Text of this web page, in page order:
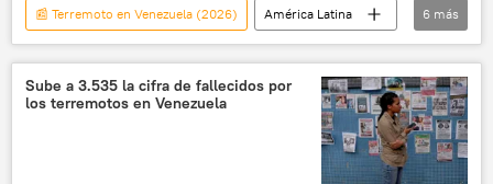
📰 Terremoto en Venezuela (2026)
América Latina
Venezuela
México
Cruz Roja
Gobierno de Venezuela
sociedad
💬 Entrevistas
6 más
Sube a 3.535 la cifra de fallecidos por
los terremotos en Venezuela